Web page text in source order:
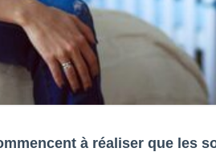
à réaliser que les